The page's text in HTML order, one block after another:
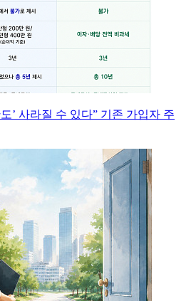
’ 사라질 수 있다” 기존 가입자 주